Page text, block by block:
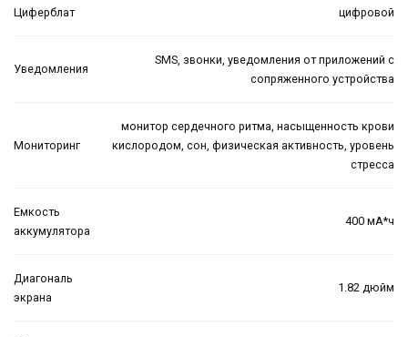
Циферблат цифровой
Уведомления
SMS, звонки, уведомления от приложений с
сопряженного устройства
Мониторинг
монитор сердечного ритма, насыщенность крови
кислородом, сон, физическая активность, уровень
стресса
Емкость
аккумулятора
400 мА*ч
Диагональ
экрана
1.82 дюйм